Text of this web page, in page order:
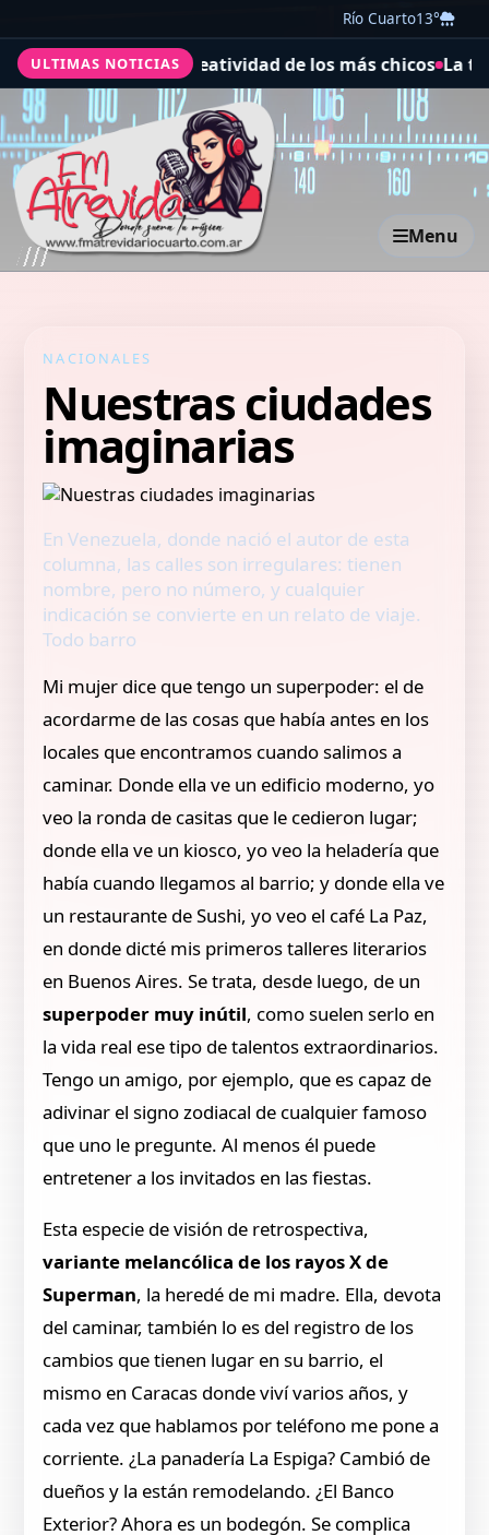
Río Cuarto13°
ULTIMAS NOTICIAS
y la creatividad de los más chicos La tajante
Menu
NACIONALES
Nuestras ciudades
imaginarias
En Venezuela, donde nació el autor de esta
columna, las calles son irregulares: tienen
nombre, pero no número, y cualquier
indicación se convierte en un relato de viaje.
Todo barro
Mi mujer dice que tengo un superpoder: el de
acordarme de las cosas que había antes en los
locales que encontramos cuando salimos a
caminar. Donde ella ve un edificio moderno, yo
veo la ronda de casitas que le cedieron lugar;
donde ella ve un kiosco, yo veo la heladería que
había cuando llegamos al barrio; y donde ella ve
un restaurante de Sushi, yo veo el café La Paz,
en donde dicté mis primeros talleres literarios
en Buenos Aires. Se trata, desde luego, de un
superpoder muy inútil, como suelen serlo en
la vida real ese tipo de talentos extraordinarios.
Tengo un amigo, por ejemplo, que es capaz de
adivinar el signo zodiacal de cualquier famoso
que uno le pregunte. Al menos él puede
entretener a los invitados en las fiestas.
Esta especie de visión de retrospectiva,
variante melancólica de los rayos X de
Superman, la heredé de mi madre. Ella, devota
del caminar, también lo es del registro de los
cambios que tienen lugar en su barrio, el
mismo en Caracas donde viví varios años, y
cada vez que hablamos por teléfono me pone a
corriente. ¿La panadería La Espiga? Cambió de
dueños y la están remodelando. ¿El Banco
Exterior? Ahora es un bodegón. Se complica